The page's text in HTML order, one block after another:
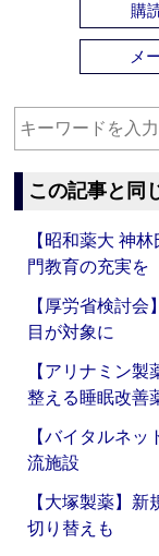
購
メ
この記事と同
【昭和薬大 神
門教育の充実を
【厚労省検討
目が対象に
【アリナミン
整える睡眠改善
【バイタルネ
流施設
【大塚製薬】
切り替えも